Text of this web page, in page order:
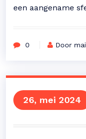
een aangename
0 Door
26, mei 2024